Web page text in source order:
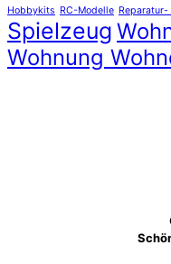
Hobbykits RC-Modelle
Spielzeug
Wohnung